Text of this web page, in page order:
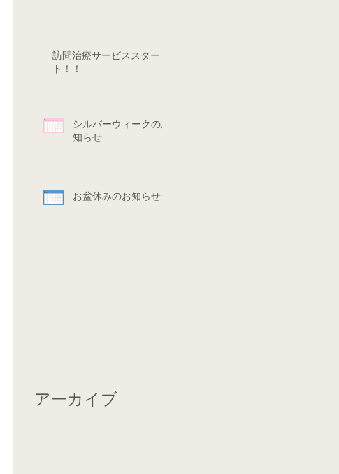
訪問治療サービススター
ト！！
シルバーウィークのお
知らせ
お盆休みのお知らせ
アーカイブ